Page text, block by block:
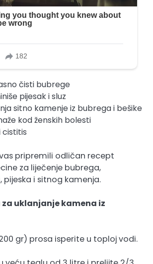
čisti bubrege
pijesak i sluz
sitno kamenje iz bubrega i bešike
kod ženskih bolesti
cistitis
pripremili odličan recept
za liječenje bubrega,
pijeska i sitnog kamenja.
za uklanjanje kamena iz
gr) prosa isperite u toploj vodi.